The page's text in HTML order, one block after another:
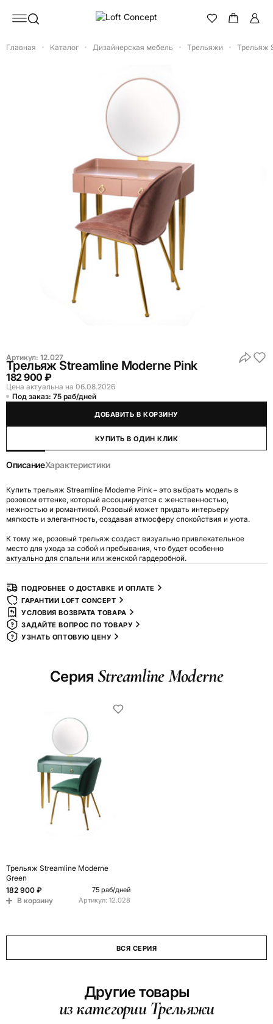
Главная Каталог Дизайнерская мебель Трельяжи Трельяж
Артикул: 12.027
Трельяж Streamline Moderne Pink
182 900 ₽
Цена актуальна на 06.08.2026
Под заказ: 75 раб/дней
ДОБАВИТЬ В КОРЗИНУ
КУПИТЬ В ОДИН КЛИК
ОписаниеХарактеристики
Купить трельяж Streamline Moderne Pink – это выбрать модель в
розовом оттенке, который ассоциируется с женственностью,
нежностью и романтикой. Розовый может придать интерьеру
мягкость и элегантность, создавая атмосферу спокойствия и уюта.
К тому же, розовый трельяж создаст визуально привлекательное
место для ухода за собой и пребывания, что будет особенно
актуально для спальни или женской гардеробной.
ПОДРОБНЕЕ О ДОСТАВКЕ И ОПЛАТЕ
ГАРАНТИИ LOFT CONCEPT
УСЛОВИЯ ВОЗВРАТА ТОВАРА
ЗАДАЙТЕ ВОПРОС ПО ТОВАРУ
УЗНАТЬ ОПТОВУЮ ЦЕНУ
Серия Streamline Moderne
Трельяж Streamline Moderne
Green
182 900 ₽
75 раб/дней
В корзину Артикул: 12.028
ВСЯ СЕРИЯ
Другие товары
из категории Трельяжи